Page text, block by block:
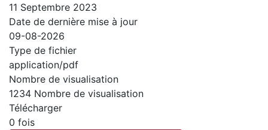
11 Septembre 2023
Date de dernière mise à jour
09-08-2026
Type de fichier
application/pdf
Nombre de visualisation
1234 Nombre de visualisation
Télécharger
0 fois